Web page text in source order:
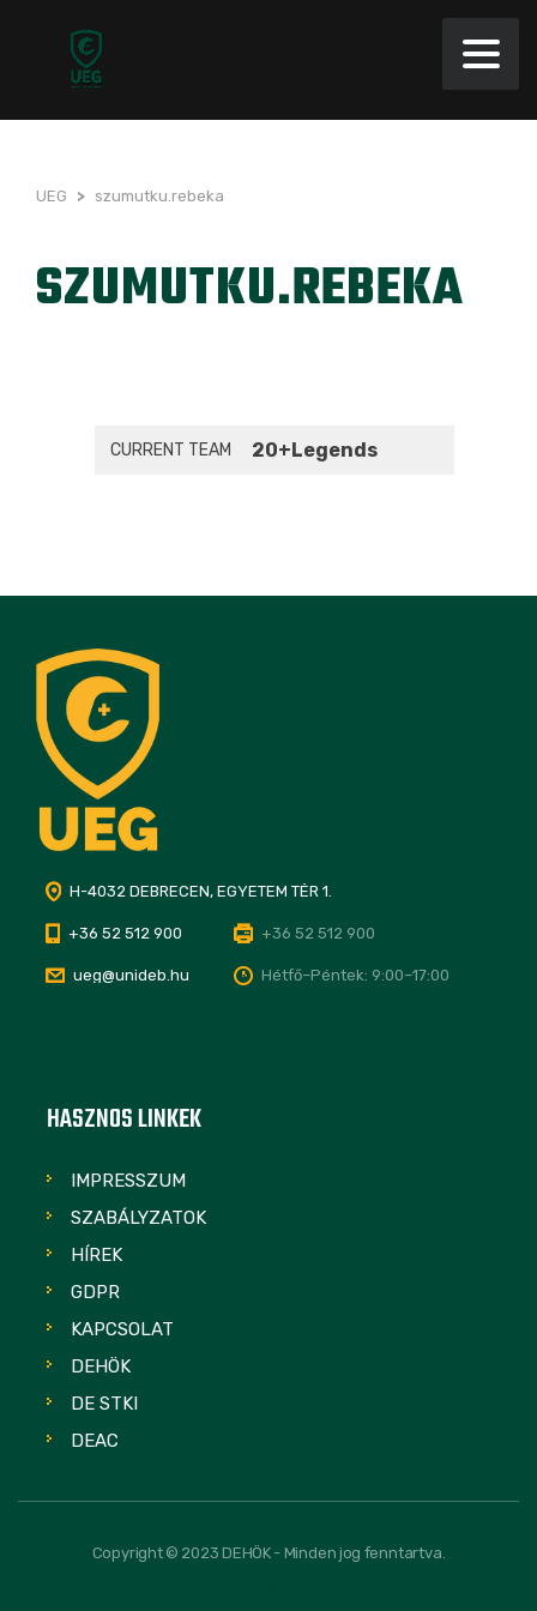
UEG > szumutku.rebeka
SZUMUTKU.REBEKA
CURRENT TEAM 20+Legends
H-4032 DEBRECEN, EGYETEM TÉR 1.
+36 52 512 900 +36 52 512 900
ueg@unideb.hu Hétfő–Péntek: 9:00–17:00
HASZNOS LINKEK
IMPRESSZUM
SZABÁLYZATOK
HÍREK
GDPR
KAPCSOLAT
DEHÖK
DE STKI
DEAC
Copyright © 2023 DEHÖK - Minden jog fenntartva.